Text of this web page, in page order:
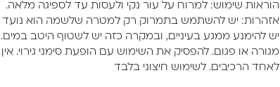
הוראות שימוש: למרוח על עור נקי ולעסות עד לספיגה מלאה.
אזהרות: יש להשתמש בתמרוק רק למטרה שלשמה הוא נועד
יש להימנע ממגע בעיניים, ובמקרה כזה יש לשטוף היטב
מגורה או פגום. להפסיק את השימוש עם הופעת סימני גירוי.
לאחד הרכיבים. לשימוש חיצוני בלבד